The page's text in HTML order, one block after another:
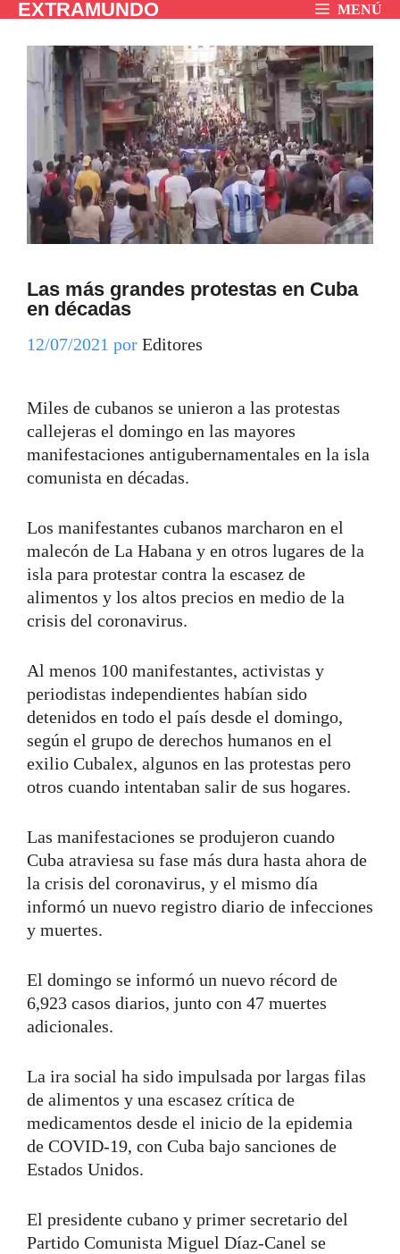
Saltar
contenido
EXTRAMUNDO MENÚ
Las más grandes protestas en Cuba
en décadas
12/07/2021 por Editores
Miles de cubanos se unieron a las protestas
callejeras el domingo en las mayores
manifestaciones antigubernamentales en la isla
comunista en décadas.
Los manifestantes cubanos marcharon en el
malecón de La Habana y en otros lugares de la
isla para protestar contra la escasez de
alimentos y los altos precios en medio de la
crisis del coronavirus.
Al menos 100 manifestantes, activistas y
periodistas independientes habían sido
detenidos en todo el país desde el domingo,
según el grupo de derechos humanos en el
exilio Cubalex, algunos en las protestas pero
otros cuando intentaban salir de sus hogares.
Las manifestaciones se produjeron cuando
Cuba atraviesa su fase más dura hasta ahora de
la crisis del coronavirus, y el mismo día
informó un nuevo registro diario de infecciones
y muertes.
El domingo se informó un nuevo récord de
6,923 casos diarios, junto con 47 muertes
adicionales.
La ira social ha sido impulsada por largas filas
de alimentos y una escasez crítica de
medicamentos desde el inicio de la epidemia
de COVID-19, con Cuba bajo sanciones de
Estados Unidos.
El presidente cubano y primer secretario del
Partido Comunista Miguel Díaz-Canel se